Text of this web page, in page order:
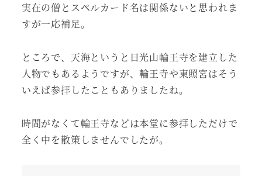
実在の僧とスペルカード名は関係ないと思われま
すが一応補足。
ところで、天海というと日光山輪王寺を建立した
人物でもあるようですが、輪王寺や東照宮はそう
いえば参拝したこともありましたね。
時間がなくて輪王寺などは本堂に参拝しただけで
全く中を散策しませんでしたが。